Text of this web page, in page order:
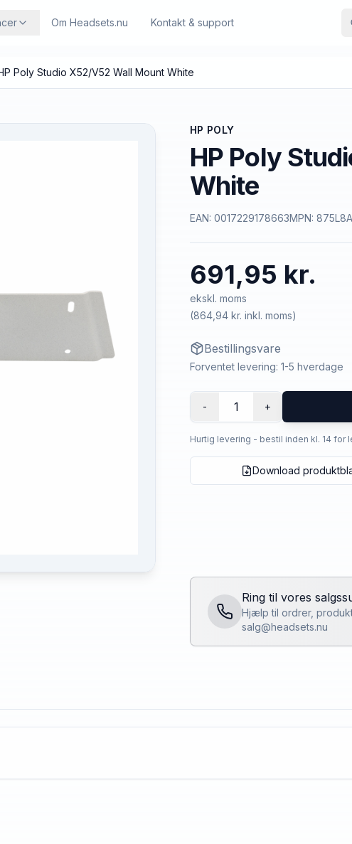
Om Headsets.nu Kontakt & support
Poly Studio X52/V52 Wall Mount White
HP POLY
HP Poly
White
EAN: 0017229178663MPN:
691,95 kr.
ekskl. moms
(864,94 kr. inkl. moms)
Bestillingsvare
Forventet levering: 1-5 hverdage
- 1 +
Hurtig levering - bestil inden kl. 14 for
Download
Ring til vores
Hjælp til ordrer,
salg@headsets.nu